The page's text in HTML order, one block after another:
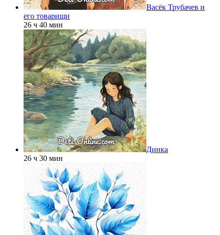
Васёк Трубачев и
его товарищи
26 ч 40 мин
Динка
26 ч 30 мин